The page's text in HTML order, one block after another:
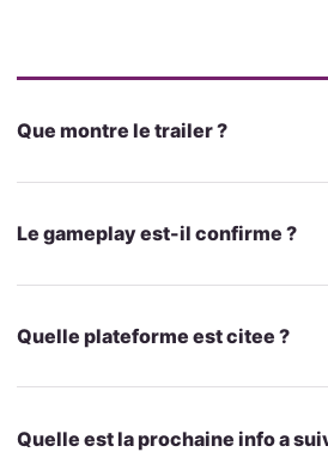
Que montre le trailer ?
Le gameplay est-il confirme ?
Quelle plateforme est citee ?
Quelle est la prochaine info a